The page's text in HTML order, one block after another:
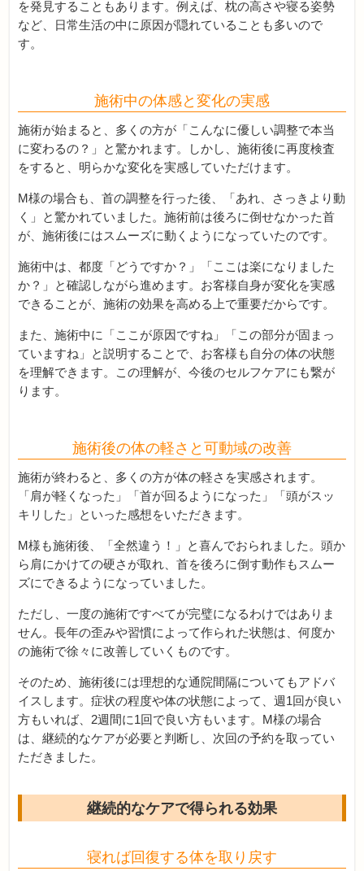
を発見することもあります。例えば、枕の高さや寝る姿勢
など、日常生活の中に原因が隠れていることも多いので
す。
施術中の体感と変化の実感
施術が始まると、多くの方が「こんなに優しい調整で本当
に変わるの？」と驚かれます。しかし、施術後に再度検査
をすると、明らかな変化を実感していただけます。
M様の場合も、首の調整を行った後、「あれ、さっきより動
く」と驚かれていました。施術前は後ろに倒せなかった首
が、施術後にはスムーズに動くようになっていたのです。
施術中は、都度「どうですか？」「ここは楽になりました
か？」と確認しながら進めます。お客様自身が変化を実感
できることが、施術の効果を高める上で重要だからです。
また、施術中に「ここが原因ですね」「この部分が固まっ
ていますね」と説明することで、お客様も自分の体の状態
を理解できます。この理解が、今後のセルフケアにも繋が
ります。
施術後の体の軽さと可動域の改善
施術が終わると、多くの方が体の軽さを実感されます。
「肩が軽くなった」「首が回るようになった」「頭がスッ
キリした」といった感想をいただきます。
M様も施術後、「全然違う！」と喜んでおられました。頭か
ら肩にかけての硬さが取れ、首を後ろに倒す動作もスムー
ズにできるようになっていました。
ただし、一度の施術ですべてが完璧になるわけではありま
せん。長年の歪みや習慣によって作られた状態は、何度か
の施術で徐々に改善していくものです。
そのため、施術後には理想的な通院間隔についてもアドバ
イスします。症状の程度や体の状態によって、週1回が良い
方もいれば、2週間に1回で良い方もいます。M様の場合
は、継続的なケアが必要と判断し、次回の予約を取ってい
ただきました。
継続的なケアで得られる効果
寝れば回復する体を取り戻す